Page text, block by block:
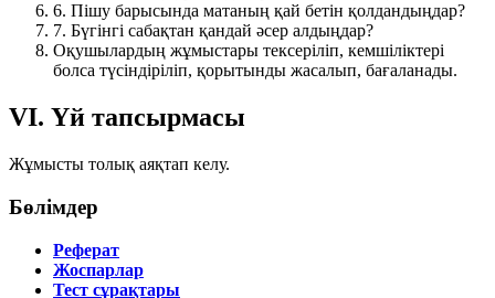
6. Пішу барысында матаның қай бетін қолдандыңдар?
7. Бүгінгі сабақтан қандай әсер алдыңдар?
Оқушылардың жұмыстары тексеріліп, кемшіліктері
болса түсіндіріліп, қорытынды жасалып, бағаланады.
VI. Үй тапсырмасы
Жұмысты толық аяқтап келу.
Бөлімдер
Реферат
Жоспарлар
Тест сұрақтары